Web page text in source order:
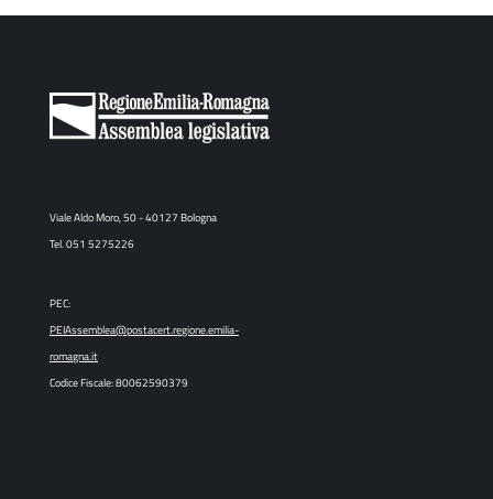
Viale Aldo Moro, 50 - 40127 Bologna
Tel. 051 5275226
PEC:
PEIAssemblea@postacert.regione.emilia-
romagna.it
Codice Fiscale: 80062590379